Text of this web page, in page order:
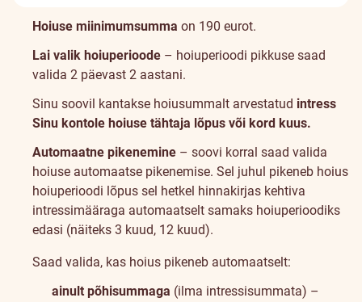
Hoiuse miinimumsumma on 190 eurot.
Lai valik hoiuperioode – hoiuperioodi pikkuse saad
valida 2 päevast 2 aastani.
Sinu soovil kantakse hoiusummalt arvestatud intress
Sinu kontole hoiuse tähtaja lõpus või kord kuus.
Automaatne pikenemine – soovi korral saad valida
hoiuse automaatse pikenemise. Sel juhul pikeneb hoius
hoiuperioodi lõpus sel hetkel hinnakirjas kehtiva
intressimääraga automaatselt samaks hoiuperioodiks
edasi (näiteks 3 kuud, 12 kuud).
Saad valida, kas hoius pikeneb automaatselt:
ainult põhisummaga (ilma intressisummata) –